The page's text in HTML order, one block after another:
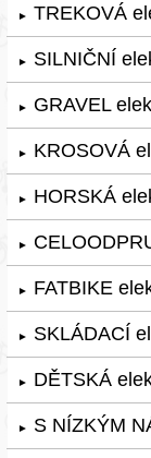
► TREKOVÁ
► SILNIČNÍ
► GRAVEL
► KROSOVÁ
► HORSKÁ
►
► FATBIKE
► SKLÁDACÍ
► DĚTSKÁ
► S NÍZKÝM